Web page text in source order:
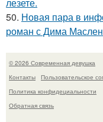
50. Новая пара в
роман с Дима
© 2026 Современная девушка
Контакты
Пользовательское
Политика конфидециальности
Обратная связь